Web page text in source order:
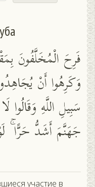
فَرِحَ الْمُخَلَّفُونَ
وَكَرِهُوا أَنْ
سَبِيلِ اللَّهِ وَقَالُوا
جَهَنَّمَ أَشَدُّ حَرًّا
участие в